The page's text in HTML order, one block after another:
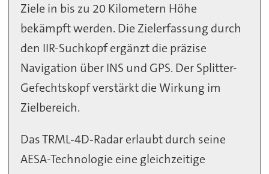
Ziele in bis zu 20 Kilometern Höhe
bekämpft werden. Die Zielerfassung durch
den IIR-Suchkopf ergänzt die präzise
Navigation über INS und GPS. Der Splitter-
Gefechtskopf verstärkt die Wirkung im
Zielbereich.
Das TRML‑4D‑Radar erlaubt durch seine
AESA-Technologie eine gleichzeitige